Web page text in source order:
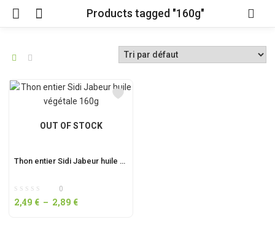
Products tagged "160g"
OUT OF STOCK
Thon entier Sidi Jabeur huile végétale 160g
0
2,49 € – 2,89 €